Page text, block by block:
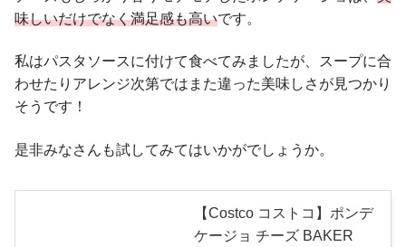
味しいだけでなく満足感も高いです。
私はパスタソースに付けて食べてみましたが、スープに合
わせたりアレンジ次第ではまた違った美味しさが見つかり
そうです！
是非みなさんも試してみてはいかがでしょうか。
【Costco コストコ】ポンデ
ケージョ チーズ BAKER